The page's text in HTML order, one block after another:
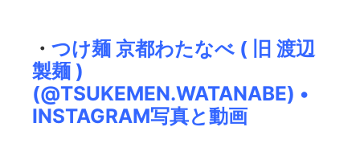
・ つけ麺 京都わたなべ ( 旧 渡辺
製麺 )
(@TSUKEMEN.WATANABE) •
INSTAGRAM写真と動画